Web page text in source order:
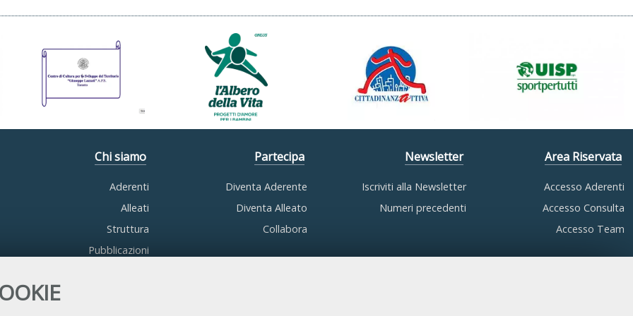
Chi siamo
Aderenti
Alleati
Struttura
Pubblicazioni
Partecipa
Diventa Aderente
Diventa Alleato
Collabora
Newsletter
Iscriviti alla Newsletter
Numeri precedenti
Area Riservata
Accesso Aderenti
Accesso Consulta
Accesso Team